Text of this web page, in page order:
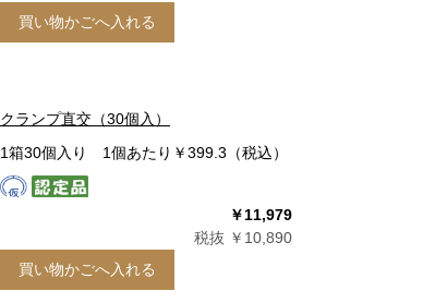
買い物かごへ入れる
クランプ直交（30個入）
1箱30個入り 1個あたり￥399.3（税込）
￥11,979
税抜 ￥10,890
買い物かごへ入れる